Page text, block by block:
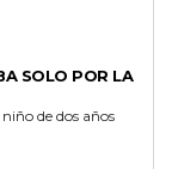
SOLO POR LA